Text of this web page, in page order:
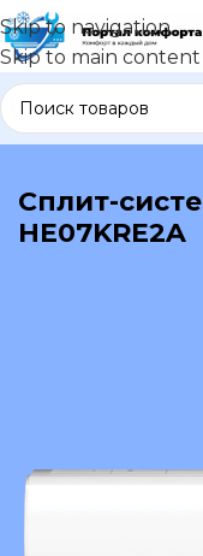
Skip to navigation
Skip to main content
В каталог
Сплит-
HE07KRE2A